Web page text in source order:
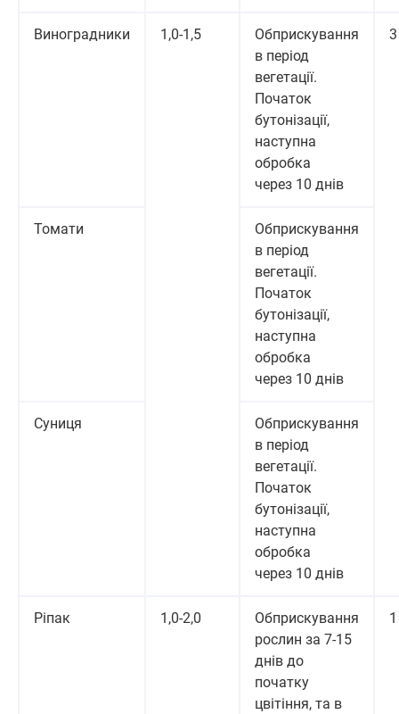
Виноградники 1,0-1,5
Обприскування
в період
вегетації.
Початок
бутонізації,
наступна
обробка
через 10 днів
3
Томати
Обприскування
в період
вегетації.
Початок
бутонізації,
наступна
обробка
через 10 днів
Суниця
Обприскування
в період
вегетації.
Початок
бутонізації,
наступна
обробка
через 10 днів
Ріпак 1,0-2,0
Обприскування
рослин за 7-15
днів до
початку
цвітіння, та в
1